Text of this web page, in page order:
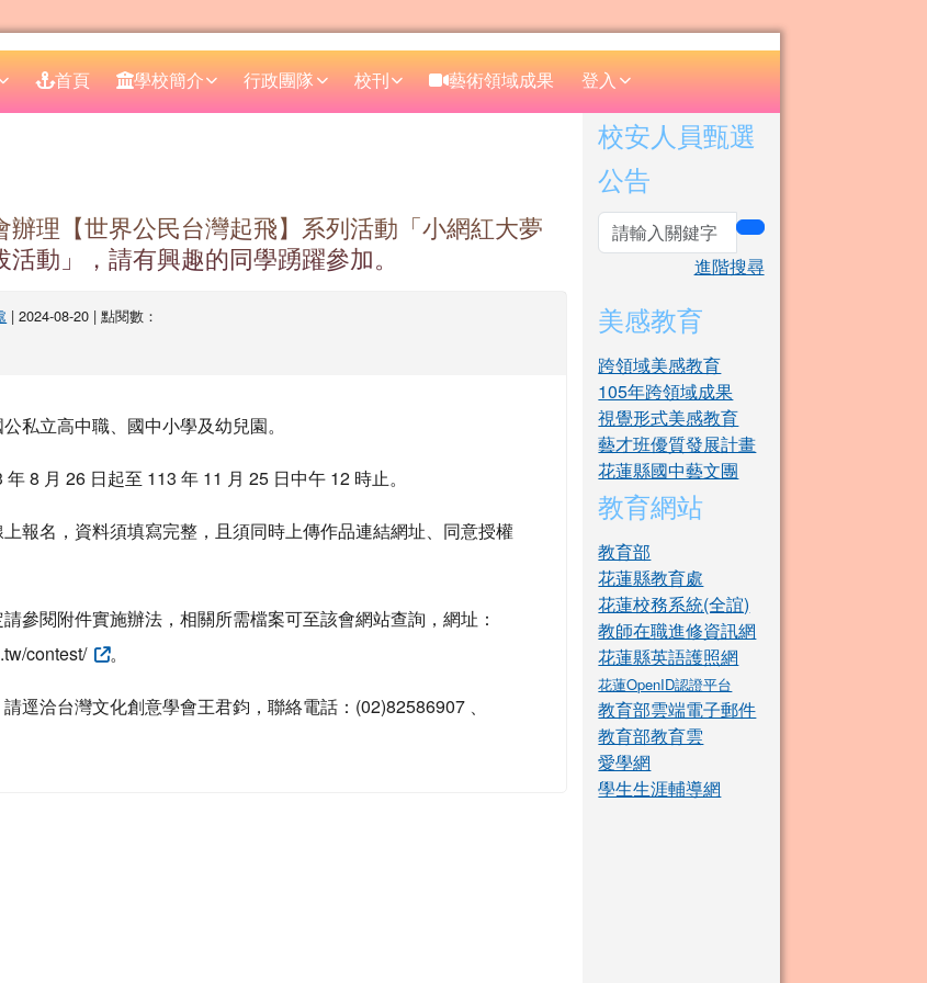
首頁 學校簡介 行政團隊 校刊 藝術領域成果 登入
辦理【世界公民台灣起飛】系列活動「小網紅大夢
動」，請有興趣的同學踴躍參加。
| 2024-08-20 | 點閱數：
私立高中職、國中小學及幼兒園。
8 月 26 日起至 113 年 11 月 25 日中午 12 時止。
報名，資料須填寫完整，且須同時上傳作品連結網址、同意授權
參閱附件實施辦法，相關所需檔案可至該會網站查詢，網址：
contest/
。
逕洽台灣文化創意學會王君鈞，聯絡電話：(02)82586907 、
右邊區域內容
校安人員甄選
公告
search
進階搜尋
美感教育
跨領域美感教育
105年跨領域成果
視覺形式美感教育
藝才班優質發展計畫
花蓮縣國中藝文團
教育網站
教育部
花蓮縣教育處
花蓮校務系統(全誼)
教師在職進修資訊網
花蓮縣英語護照網
花蓮OpenID認證平台
教育部雲端電子郵件
教育部教育雲
愛學網
學生生涯輔導網